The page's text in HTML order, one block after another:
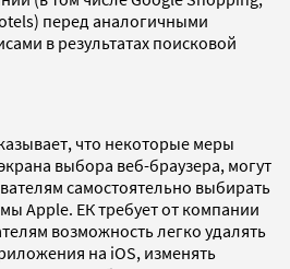
перед аналогичными
в результатах поисковой
что некоторые меры
выбора веб-браузера, могут
самостоятельно выбирать
Apple. ЕК требует от компании
возможность легко удалять
на iOS, изменять